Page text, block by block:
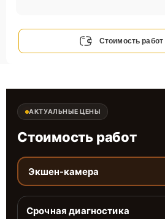
Стоимость работ
АКТУАЛЬНЫЕ ЦЕНЫ
Стоимость работ
Экшен-камера
Срочная диагностика